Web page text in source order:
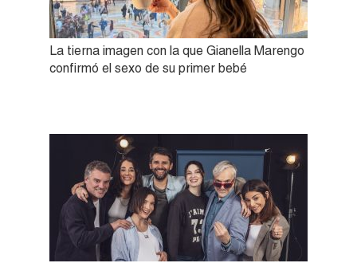
La tierna imagen con la que Gianella Marengo
confirmó el sexo de su primer bebé